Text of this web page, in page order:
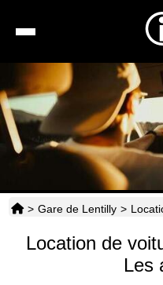
> Gare de Lentilly >
Location de
Les